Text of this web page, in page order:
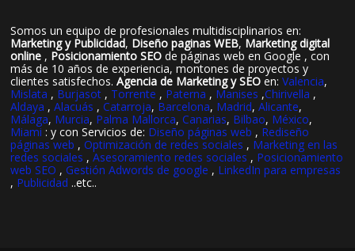
Somos un equipo de profesionales multidisciplinarios en:
Marketing y Publicidad, Diseño paginas WEB, Marketing digital
online , Posicionamiento SEO de páginas web en Google , con
más de 10 años de experiencia, montones de proyectos y
clientes satisfechos.Agencia de Marketing y SEO en:Valencia,
Mislata , Burjasot , Torrente , Paterna , Manises ,Chirivella ,
Aldaya ,Alacuás ,Catarroja, Barcelona, Madrid,Alicante,
Málaga, Murcia, Palma Mallorca,Canarias, Bilbao, México,
Miami : y con Servicios de: Diseño páginas web , Rediseño
páginas web ,Optimización de redes sociales , Marketing en las
redes sociales ,Asesoramiento redes sociales , Posicionamiento
web SEO ,Gestión Adwords de google , LinkedIn para empresas
, Publicidad ..etc..